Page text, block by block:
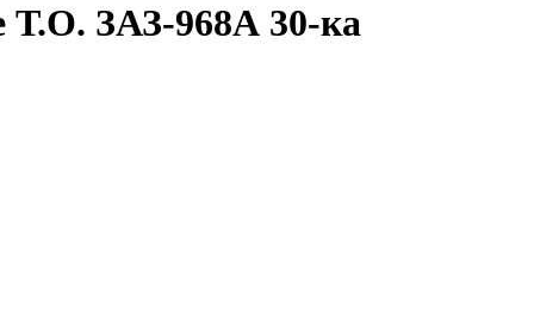
Т.О. ЗАЗ-968А 30-ка